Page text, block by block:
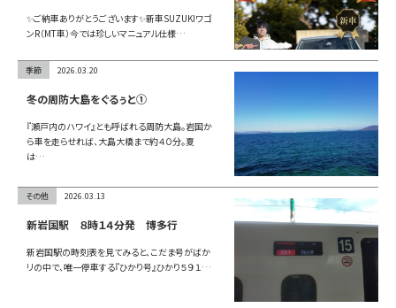
お問い合わせ
✨ご納車ありがとうございます✨新車SUZUKIワゴ
ンR（MT車）今では珍しいマニュアル仕様…
季節 2026.03.20
冬の周防大島をぐるぅと①
『瀬戸内のハワイ』とも呼ばれる周防大島。岩国か
ら車を走らせれば、大島大橋まで約４０分。夏
は…
その他 2026.03.13
新岩国駅 ８時１４分発 博多行
新岩国駅の時刻表を見てみると、こだま号がばか
リの中で、唯一停車する『ひかり号』ひかり５９１…